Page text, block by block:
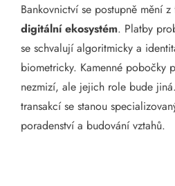
Bankovnictví se postupně mění
digitální ekosystém. Platby
se schvalují algoritmicky a
biometricky. Kamenné pobočky
nezmizí, ale jejich role bude
transakcí se stanou
poradenství a budování vztahů.